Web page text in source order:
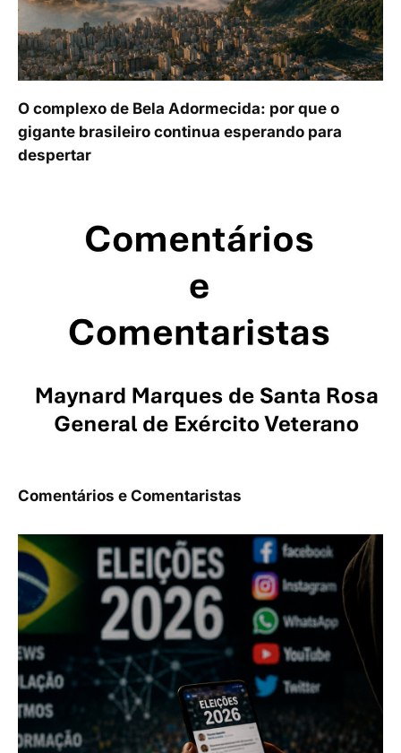
O complexo de Bela Adormecida: por que o
gigante brasileiro continua esperando para
despertar
Comentários e Comentaristas